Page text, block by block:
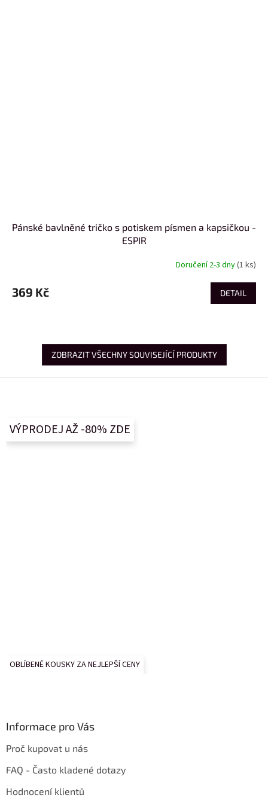
Pánské bavlněné tričko s potiskem písmen a kapsičkou -
ESPIR
Doručení 2-3 dny(1 ks)
369 Kč DETAIL
ZOBRAZIT VŠECHNY SOUVISEJÍCÍ PRODUKTY
VÝPRODEJ AŽ -80% ZDE
OBLÍBENÉ KOUSKY ZA NEJLEPŠÍ CENY
Informace pro Vás
Proč kupovat u nás
FAQ - Často kladené dotazy
Hodnocení klientů